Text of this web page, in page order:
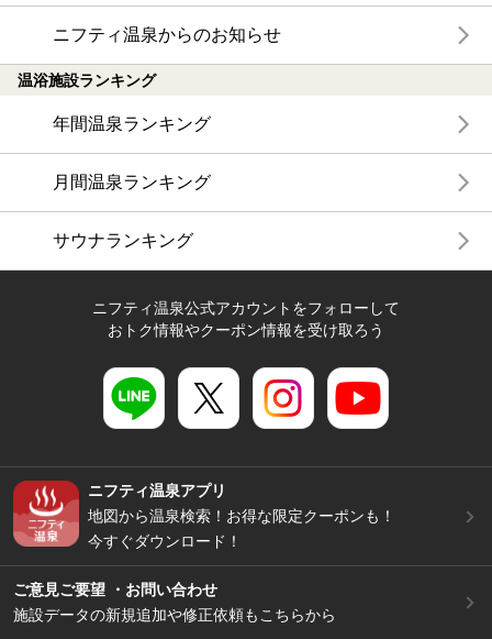
ニフティ温泉からのお知らせ
温浴施設ランキング
年間温泉ランキング
月間温泉ランキング
サウナランキング
ニフティ温泉公式アカウントをフォローして
おトク情報やクーポン情報を受け取ろう
ニフティ温泉アプリ
地図から温泉検索！お得な限定クーポンも！
今すぐダウンロード！
ご意見ご要望 ・お問い合わせ
施設データの新規追加や修正依頼もこちらから